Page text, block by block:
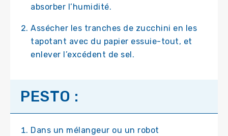
absorber l’humidité.
Assécher les tranches de zucchini en les
tapotant avec du papier essuie-tout, et
enlever l’excédent de sel.
PESTO :
Dans un mélangeur ou un robot